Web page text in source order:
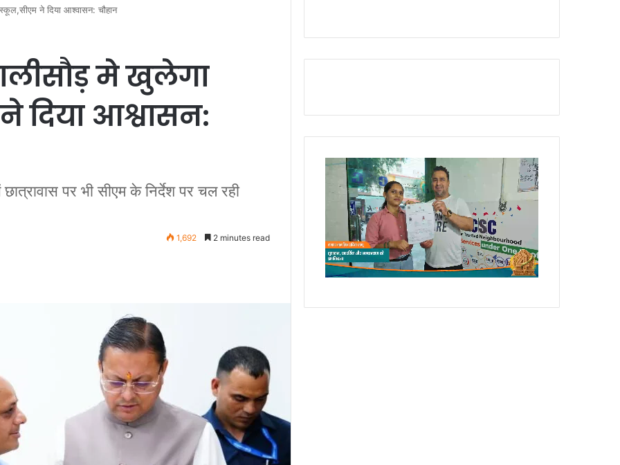
ने दिया आश्वासन: चौहान
मे खुलेगा
दिया आश्वासन:
पर भी सीएम के निर्देश पर चल रही
1,692 2 minutes read